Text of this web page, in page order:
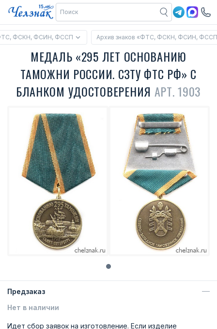
ФСКН, ФСИН, ФССП Архив знаков «ФТС, ФСКН, ФСИН,
МЕДАЛЬ «295 ЛЕТ ОСНОВАНИЮ
ТАМОЖНИ РОССИИ. СЗТУ ФТС РФ» С
БЛАНКОМ УДОСТОВЕРЕНИЯ АРТ. 1903
Предзаказ
Нет в наличии
Идет сбор заявок на изготовление. Если изделие